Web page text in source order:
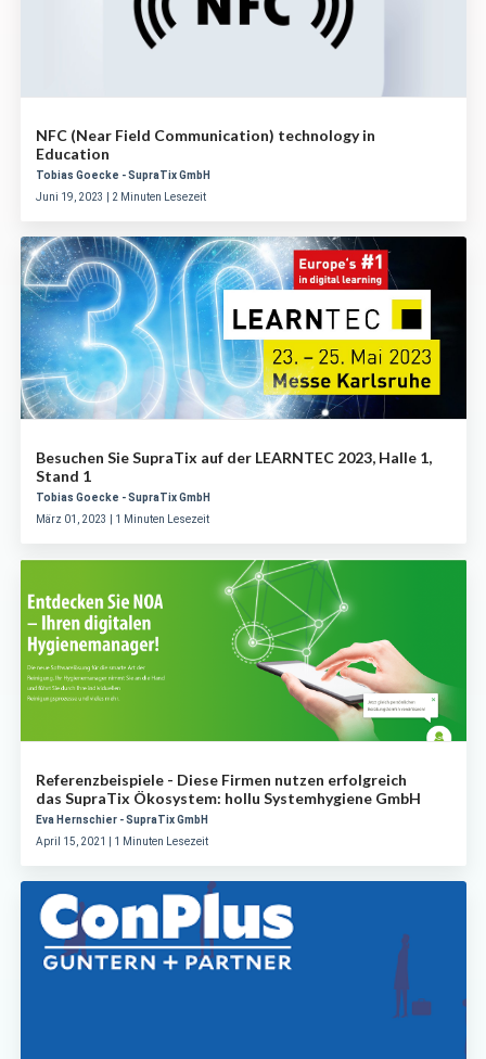
NFC (Near Field Communication) technology in
Education
Tobias Goecke - SupraTix GmbH
Juni 19, 2023 | 2 Minuten Lesezeit
Besuchen Sie SupraTix auf der LEARNTEC 2023, Halle 1,
Stand 1
Tobias Goecke - SupraTix GmbH
März 01, 2023 | 1 Minuten Lesezeit
Referenzbeispiele - Diese Firmen nutzen erfolgreich
das SupraTix Ökosystem: hollu Systemhygiene GmbH
Eva Hernschier - SupraTix GmbH
April 15, 2021 | 1 Minuten Lesezeit